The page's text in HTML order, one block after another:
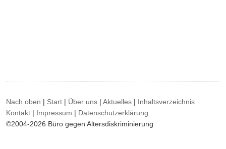
Nach oben | Start | Über uns |Aktuelles | Inhaltsverzeichnis
Kontakt | Impressum | Datenschutzerklärung
©2004-2026 Büro gegen Altersdiskriminierung